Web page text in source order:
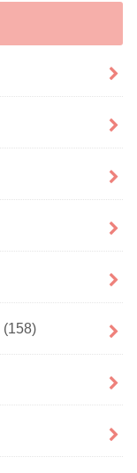
(158)